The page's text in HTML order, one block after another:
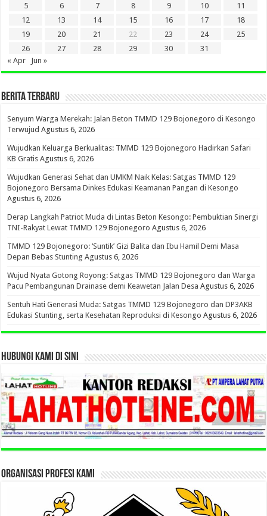
5
6 7 8 9 10
11
12
13 14 15 16 17
18
19
20 21 22 23 24
25
26
27 28 29 30
31
« Apr
Jun »
BERITA TERBARU
Senyum Warga Merekah: Jalan Beton TMMD 129 Bojonegoro di Kesongo
Terwujud Agustus 6, 2026
Wujudkan Keluarga Berkualitas: TMMD 129 Bojonegoro Hadirkan Safari
KB Gratis Agustus 6, 2026
Wujudkan Generasi Sehat dan UMKM Naik Kelas: Satgas TMMD 129
Bojonegoro Bersama Dinkes Edukasi Keamanan Pangan di Kesongo
Agustus 6, 2026
Derap Langkah Patriot Muda di Lintas Beton Kesongo: Pembuktian Sinergi
TNI-Rakyat Lewat TMMD 129 Bojonegoro Agustus 6, 2026
TMMD 129 Bojonegoro: ‘Suntik’ Gizi Balita dan Ibu Hamil Demi Masa
Depan Bebas Stunting Agustus 6, 2026
Wujud Nyata Gotong Royong: Satgas TMMD 129 Bojonegoro dan Warga
Pacu Pembangunan Drainase demi Keawetan Jalan Desa Agustus 6, 2026
Sentuh Hati Generasi Muda: Satgas TMMD 129 Bojonegoro dan DP3AKB
Edukasi Stunting, serta Kesehatan Reproduksi di Kesongo Agustus 6, 2026
HUBUNGI KAMI DI SINI
ORGANISASI PROFESI KAMI